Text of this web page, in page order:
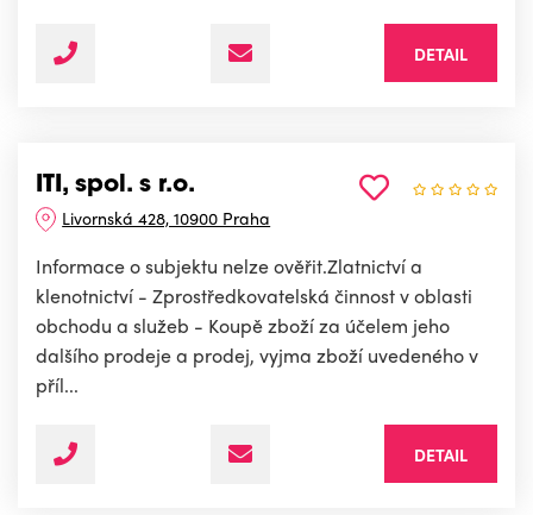
DETAIL
ITI, spol. s r.o.
Livornská 428, 10900 Praha
Informace o subjektu nelze ověřit.Zlatnictví a
klenotnictví - Zprostředkovatelská činnost v oblasti
obchodu a služeb - Koupě zboží za účelem jeho
dalšího prodeje a prodej, vyjma zboží uvedeného v
příl...
DETAIL